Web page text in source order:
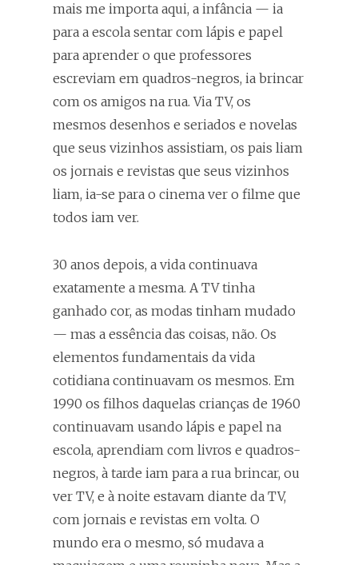
mais me importa aqui, a infância — ia
para a escola sentar com lápis e papel
para aprender o que professores
escreviam em quadros-negros, ia brincar
com os amigos na rua. Via TV, os
mesmos desenhos e seriados e novelas
que seus vizinhos assistiam, os pais liam
os jornais e revistas que seus vizinhos
liam, ia-se para o cinema ver o filme que
todos iam ver.
30 anos depois, a vida continuava
exatamente a mesma. A TV tinha
ganhado cor, as modas tinham mudado
— mas a essência das coisas, não. Os
elementos fundamentais da vida
cotidiana continuavam os mesmos. Em
1990 os filhos daquelas crianças de 1960
continuavam usando lápis e papel na
escola, aprendiam com livros e quadros-
negros, à tarde iam para a rua brincar, ou
ver TV, e à noite estavam diante da TV,
com jornais e revistas em volta. O
mundo era o mesmo, só mudava a